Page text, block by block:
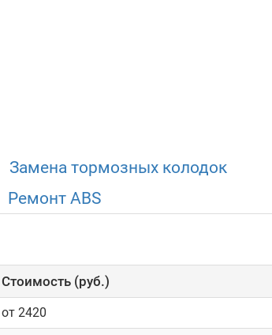
Замена тормозных колодок
Ремонт ABS
Cтоимость (руб.)
от 2420